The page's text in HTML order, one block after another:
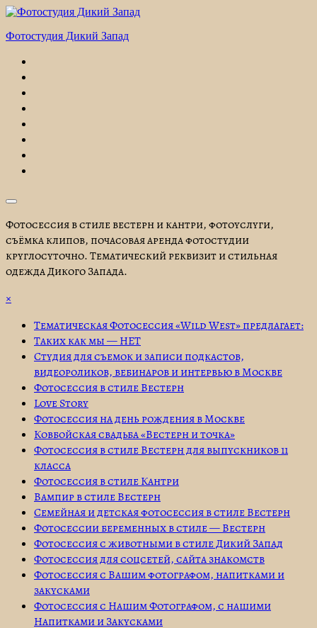
Перейти
к
содержимому
Фотостудия Дикий Запад
Фотосессия в стиле вестерн и кантри, фотоуслуги,
съёмка клипов, почасовая аренда фотостудии
круглосуточно. Тематический реквизит и стильная
одежда Дикого Запада.
×
Тематическая Фотосессия «Wild West» предлагает:
Таких как мы — НЕТ
Студия для съемок и записи подкастов,
видеороликов, вебинаров и интервью в Москве
Фотосессия в стиле Вестерн
Love Story
Фотосессия на день рождения в Москве
Ковбойская свадьба «Вестерн и точка»
Фотосессия в стиле Вестерн для выпускников 11
класса
Фотосессия в стиле Кантри
Вампир в стиле Вестерн
Семейная и детская фотосессия в стиле Вестерн
Фотосессии беременных в стиле — Вестерн
Фотосессия с животными в стиле Дикий Запад
Фотосессия для соцсетей, сайта знакомств
Фотосессия с Вашим фотографом, напитками и
закусками
Фотосессия с Нашим Фотографом, с нашими
Напитками и Закусками